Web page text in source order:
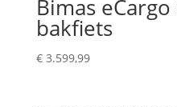
Bimas
bakfiets
€3.599,99